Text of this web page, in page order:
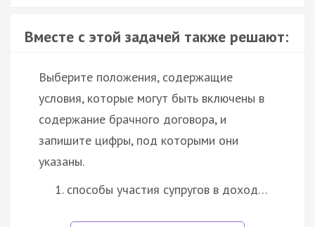
Вместе с этой задачей также решают:
Выберите положения, содержащие
условия, которые могут быть включены в
содержание брачного договора, и
запишите цифры, под которыми они
указаны.
способы участия супругов в доход…